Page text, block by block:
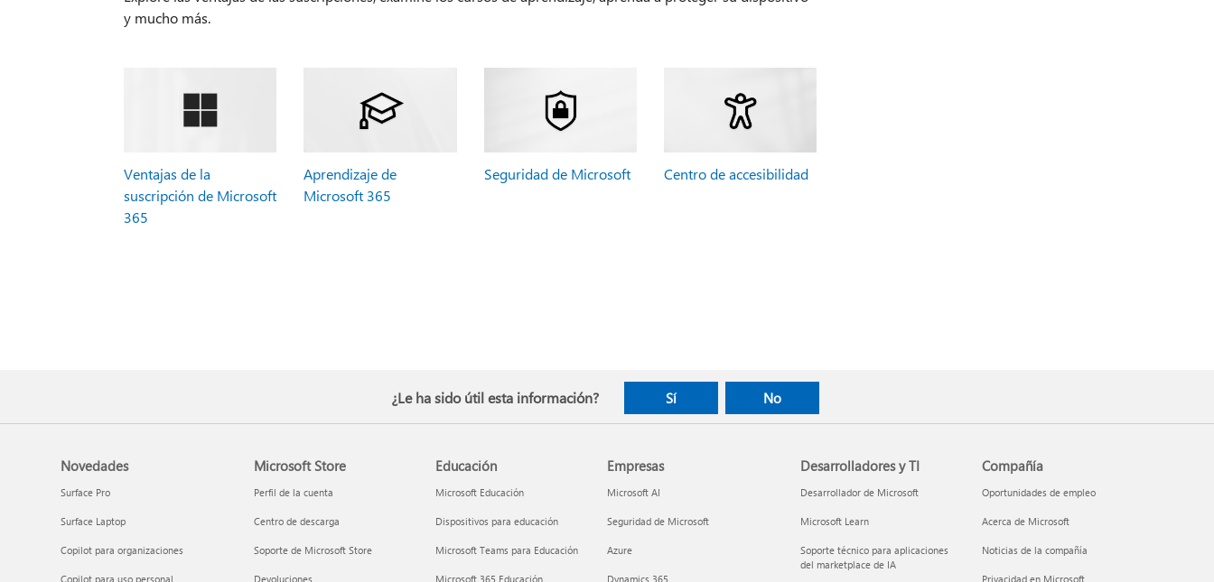
y mucho más.
Ventajas de la
suscripción de Microsoft
365
Aprendizaje de
Microsoft 365
Seguridad de Microsoft Centro de accesibilidad
¿Le ha sido útil esta información? Sí No
Novedades
Surface Pro
Surface Laptop
Copilot para organizaciones
Copilot para uso personal
Microsoft Store
Perfil de la cuenta
Centro de descarga
Soporte de Microsoft Store
Devoluciones
Educación
Microsoft Educación
Dispositivos para educación
Microsoft Teams para Educación
Microsoft 365 Educación
Empresas
Microsoft AI
Seguridad de Microsoft
Azure
Dynamics 365
Desarrolladores y TI
Desarrollador de Microsoft
Microsoft Learn
Soporte técnico para aplicaciones
del marketplace de IA
Compañía
Oportunidades de empleo
Acerca de Microsoft
Noticias de la compañía
Privacidad en Microsoft